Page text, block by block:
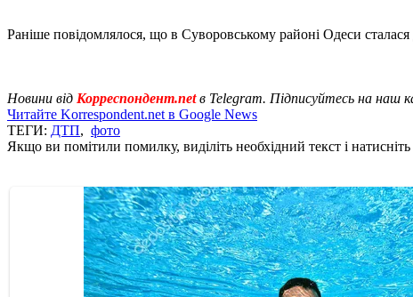
Раніше повідомлялося, що в Суворовському районі Одеси
Новини від Корреспондент.netв Telegram. Підписуйтесь на наш
Читайте Korrespondent.net в Google News
ТЕГИ: ДТП, фото
Якщо ви помітили помилку, виділіть необхідний текст і